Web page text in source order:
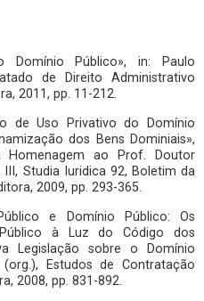
Público», in: Paulo
de Direito Administrativo
2011, pp. 11-212.
de Uso Privativo do Domínio
dos Bens Dominiais»,
Homenagem ao Prof. Doutor
Studia Iuridica 92, Boletim da
2009, pp. 293-365.
e Domínio Público: Os
à Luz do Código dos
Legislação sobre o Domínio
Estudos de Contratação
2008, pp. 831-892.